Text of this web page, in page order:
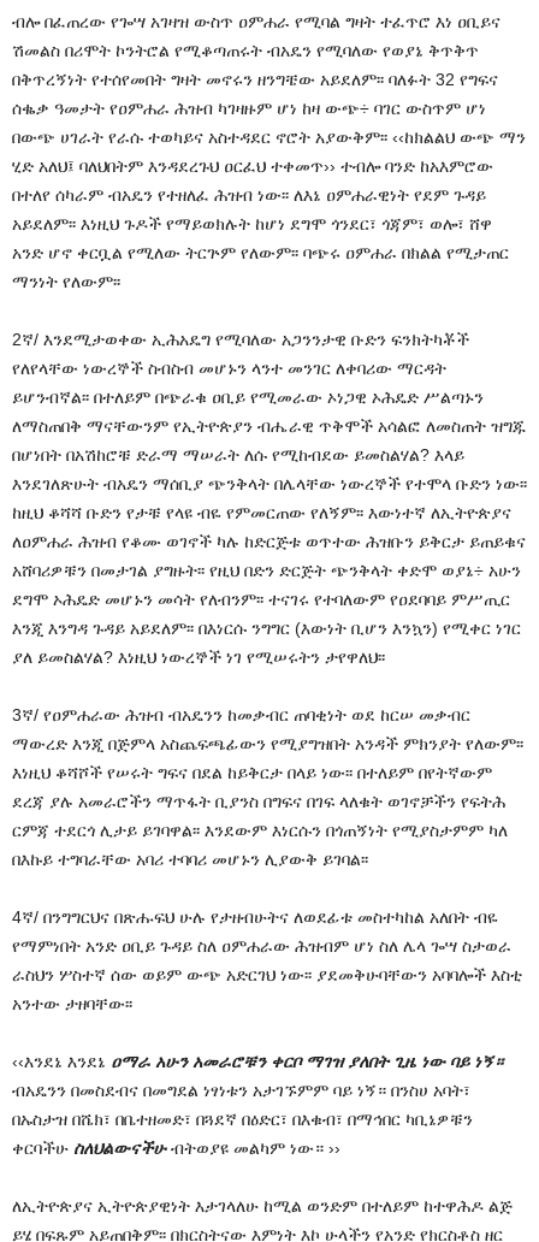
ብሎ በፈጠረው የጐሣ አገዛዝ ውስጥ ዐምሐራ የሚባል ግዛት ተፈጥሮ እነ ዐቢይና
ሽመልስ በሪሞት ኮንትሮል የሚቆጣጠሩት ብአዴን የሚባለው የወያኔ ቅጥቅጥ
በቅጥረኝነት የተሰየመበት ግዛት መኖሩን ዘንግቼው አይደለም፡፡ ባለፉት 32 የግፍና
ሰቈቃ ዓመታት የዐምሐራ ሕዝብ ካገዛዙም ሆነ ከዛ ውጭ÷ ባገር ውስጥም ሆነ
በውጭ ሀገራት የራሱ ተወካይና አስተዳደር ኖሮት አያውቅም፡፡ ‹‹ከክልልህ ውጭ ማን
ሂድ አለህ፤ ባለህበትም እንዳደረጉህ ዐርፈህ ተቀመጥ›› ተብሎ ባንድ ከአእምሮው
በተለየ ሰካራም ብአዴን የተዘለፈ ሕዝብ ነው፡፡ ለእኔ ዐምሐራዊነት የደም ጉዳይ
አይደለም፡፡ እነዚህ ጉዶች የማይወክሉት ከሆነ ደግሞ ጎንደር፣ ጎጃም፣ ወሎ፣ ሸዋ
አንድ ሆኖ ቀርቧል የሚለው ትርጕም የለውም፡፡ ባጭሩ ዐምሐራ በክልል የሚታጠር
ማንነት የለውም፡፡
2ኛ/ እንደሚታወቀው ኢሕአዴግ የሚባለው አጋንንታዊ ቡድን ፍንክትካቾች
የለየላቸው ነውረኞች ስብስብ መሆኑን ላንተ መንገር ለቀባሪው ማርዳት
ይሆንብኛል፡፡ በተለይም በጭራቁ ዐቢይ የሚመራው ኦነጋዊ ኦሕዴድ ሥልጣኑን
ለማስጠበቅ ማናቸውንም የኢትዮጵያን ብሔራዊ ጥቅሞች አሳልፎ ለመስጠት ዝግጁ
በሆነበት በአሽከሮቹ ድራማ ማሠራት ለሱ የሚከብደው ይመስልሃል? እላይ
እንደገለጽሁት ብአዴን ማሰቢያ ጭንቅላት በሌላቸው ነውረኞች የተሞላ ቡድን ነው፡፡
ከዚህ ቆሻሻ ቡድን የታቹ የላዩ ብዬ የምመርጠው የለኝም፡፡ እውነተኛ ለኢትዮጵያና
ለዐምሐራ ሕዝብ የቆሙ ወገኖች ካሉ ከድርጅቱ ወጥተው ሕዝቡን ይቅርታ ይጠይቁና
አሸባሪዎቹን በመታገል ያግዙት፡፡ የዚህ በድን ድርጅት ጭንቅላት ቀድሞ ወያኔ÷ አሁን
ደግሞ ኦሕዴድ መሆኑን መሳት የለብንም፡፡ ተናገሩ የተባለውም የዐደባባይ ምሥጢር
እንጂ እንግዳ ጉዳይ አይደለም፡፡ በእነርሱ ንግግር (እውነት ቢሆን እንኳን) የሚቀር ነገር
ያለ ይመስልሃል? እነዚህ ነውረኞች ነገ የሚሠሩትን ታየዋለህ፡፡
3ኛ/ የዐምሐራው ሕዝብ ብአዴንን ከመቃብር ጠባቂነት ወደ ከርሠ መቃብር
ማውረድ እንጂ በጅምላ አስጨፍጫፊውን የሚያግዝበት አንዳች ምክንያት የለውም፡፡
እነዚህ ቆሻሾች የሠሩት ግፍና በደል ከይቅርታ በላይ ነው፡፡ በተለይም በየትኛውም
ደረጃ ያሉ አመራሮችን ማጥፋት ቢያንስ በግፍና በገፍ ላለቁት ወገኖቻችን የፍትሕ
ርምጃ ተደርጎ ሊታይ ይገባዋል፡፡ እንደውም እነርሱን በጎጠኝነት የሚያስታምም ካለ
በእኩይ ተግባራቸው አባሪ ተባባሪ መሆኑን ሊያውቅ ይገባል፡፡
4ኛ/ በንግግርህና በጽሑፍህ ሁሉ የታዘብሁትና ለወደፊቱ መስተካከል አለበት ብዬ
የማምነበት አንድ ዐቢይ ጉዳይ ስለ ዐምሐራው ሕዝብም ሆነ ስለ ሌላ ጐሣ ስታወራ
ራስህን ሦስተኛ ሰው ወይም ውጭ አድርገህ ነው፡፡ ያደመቅሁባቸውን አባባሎች እስቲ
አንተው ታዘባቸው፡፡
‹‹እንደኔ እንደኔ ዐማራ አሁን አመራሮቹን ቀርቦ ማገዝ ያለበት ጊዜ ነው ባይ ነኝ።
ብአዴንን በመስደብና በመግደል ነፃነቱን አታገኙምም ባይ ነኝ። በንስሀ አባት፣
በኡስታዝ በሼክ፣ በቤተዘመድ፣ በጓደኛ በዕድር፣ በእቁብ፣ በማኅበር ካቢኔዎቹን
ቀርባችሁ ስለህልውናችሁብትወያዩ መልካም ነው። ››
ለኢትዮጵያና ኢትዮጵያዊነት እታገላለሁ ከሚል ወንድም በተለይም ከተዋሕዶ ልጅ
ይሄ በፍጹም አይጠበቅም፡፡ በክርስትናው እምነት እኮ ሁላችን የአንድ የክርስቶስ ዘር